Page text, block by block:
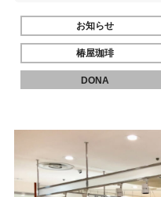
お知らせ
椿屋珈琲
DONA